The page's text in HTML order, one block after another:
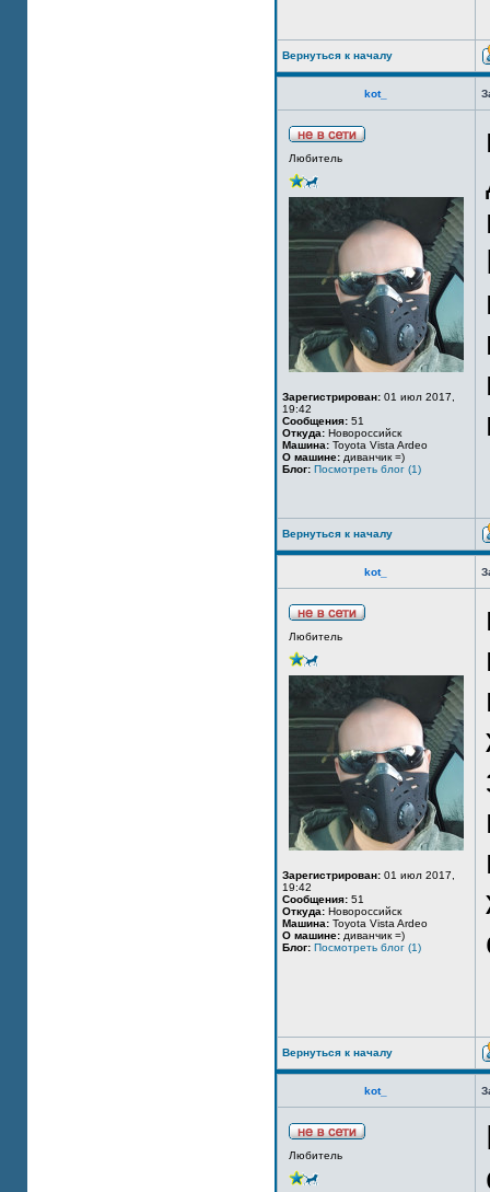
Вернуться к началу
kot_
Любитель
Зарегистрирован: 01 июл 2017,
19:42
Сообщения: 51
Откуда: Новороссийск
Машина: Toyota Vista Ardeo
О машине: диванчик =)
Блог: Посмотреть блог (1)
Вернуться к началу
kot_
Любитель
Зарегистрирован: 01 июл 2017,
19:42
Сообщения: 51
Откуда: Новороссийск
Машина: Toyota Vista Ardeo
О машине: диванчик =)
Блог: Посмотреть блог (1)
Вернуться к началу
kot_
Любитель